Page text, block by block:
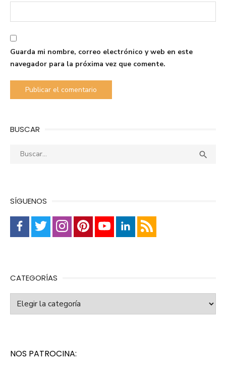
Guarda mi nombre, correo electrónico y web en este
navegador para la próxima vez que comente.
BUSCAR
Buscar: 
SÍGUENOS
CATEGORÍAS
Categorías
NOS PATROCINA: